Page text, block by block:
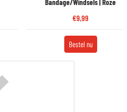
Bandage/Windsels | Roze
€9,99
Bestel nu